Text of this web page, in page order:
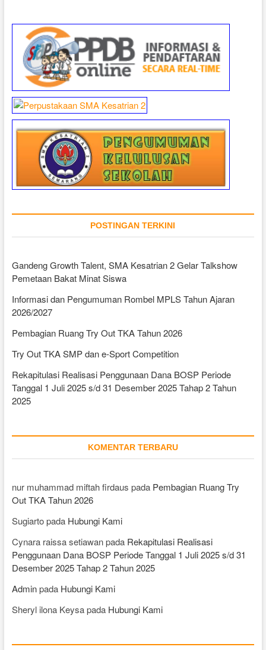
POSTINGAN TERKINI
Gandeng Growth Talent, SMA Kesatrian 2 Gelar Talkshow
Pemetaan Bakat Minat Siswa
Informasi dan Pengumuman Rombel MPLS Tahun Ajaran
2026/2027
Pembagian Ruang Try Out TKA Tahun 2026
Try Out TKA SMP dan e-Sport Competition
Rekapitulasi Realisasi Penggunaan Dana BOSP Periode
Tanggal 1 Juli 2025 s/d 31 Desember 2025 Tahap 2 Tahun
2025
KOMENTAR TERBARU
nur muhammad miftah firdaus pada Pembagian Ruang Try
Out TKA Tahun 2026
Sugiartopada Hubungi Kami
Cynara raissa setiawanpada Rekapitulasi Realisasi
Penggunaan Dana BOSP Periode Tanggal 1 Juli 2025 s/d 31
Desember 2025 Tahap 2 Tahun 2025
Adminpada Hubungi Kami
Sheryl ilona Keysapada Hubungi Kami